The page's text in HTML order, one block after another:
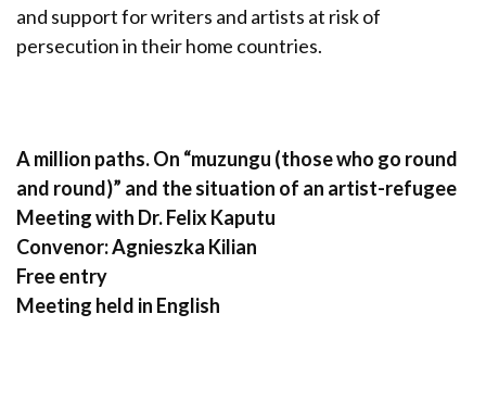
and support for writers and artists at risk of
persecution in their home countries.
A million paths. On “muzungu (those who go round
and round)” and the situation of an artist-refugee
Meeting with Dr. Felix Kaputu
Convenor: Agnieszka Kilian
Free entry
Meeting held in English